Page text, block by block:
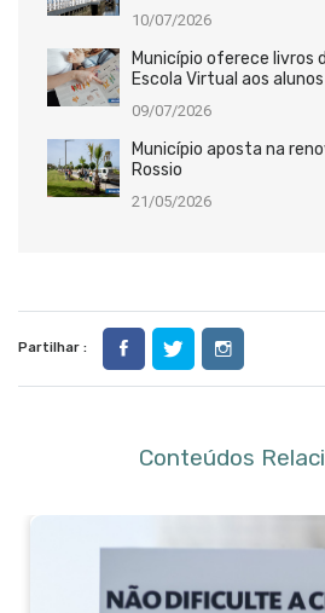
10/07/2026
Município oferece livros
Escola Virtual aos
09/07/2026
Município aposta na
Rossio
21/05/2026
Partilhar :
Conteúdos